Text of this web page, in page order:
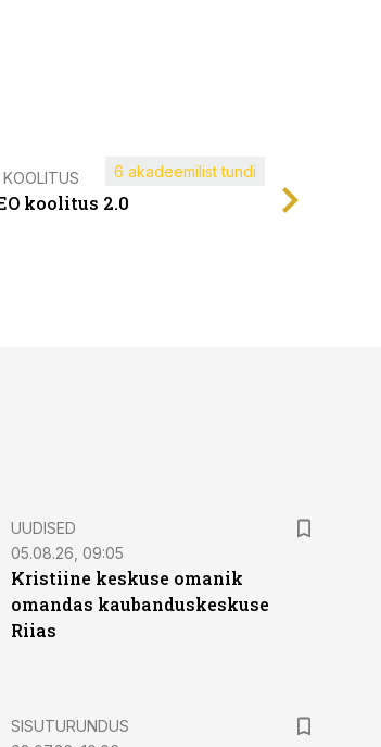
koolitus 2.0
6 akadeemilist tundi
UUDISED
05.08.26, 09:05
Kristiine keskuse omanik
omandas kaubanduskeskuse
Riias
ST
SISUTURUNDUS